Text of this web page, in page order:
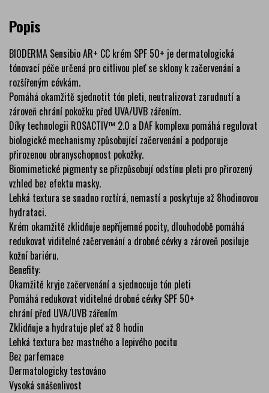
Popis
BIODERMA Sensibio AR+ CC krém SPF 50+ je dermatologická
tónovací péče určená pro citlivou pleť se sklony k začervenání a
rozšířeným cévkám.
Pomáhá okamžitě sjednotit tón pleti, neutralizovat zarudnutí a
zároveň chrání pokožku před UVA/UVB zářením.
Díky technologii ROSACTIV™ 2.0 a DAF komplexu pomáhá regulovat
biologické mechanismy způsobující začervenání a podporuje
přirozenou obranyschopnost pokožky.
Biomimetické pigmenty se přizpůsobují odstínu pleti pro přirozený
vzhled bez efektu masky.
Lehká textura se snadno roztírá, nemastí a poskytuje až 8hodinovou
hydrataci.
Krém okamžitě zklidňuje nepříjemné pocity, dlouhodobě pomáhá
redukovat viditelné začervenání a drobné cévky a zároveň posiluje
kožní bariéru.
Benefity:
Okamžitě kryje začervenání a sjednocuje tón pleti
Pomáhá redukovat viditelné drobné cévky SPF 50+
chrání před UVA/UVB zářením
Zklidňuje a hydratuje pleť až 8 hodin
Lehká textura bez mastného a lepivého pocitu
Bez parfemace
Dermatologicky testováno
Vysoká snášenlivost